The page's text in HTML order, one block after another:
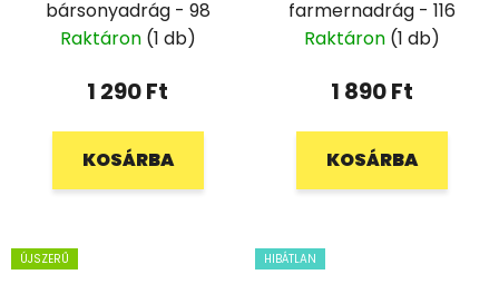
bársonyadrág - 98
Raktáron (1 db)
1 290 Ft
KOSÁRBA
farmernadrág - 116
Raktáron (1 db)
1 890 Ft
KOSÁRBA
ÚJSZERŰ HIBÁTLAN